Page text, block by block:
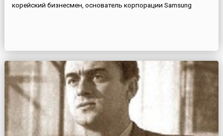
корейский бизнесмен, основатель корпорации Samsung